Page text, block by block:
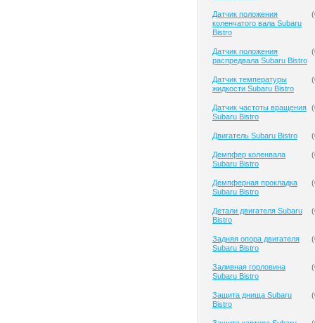
Датчик положения
коленчатого вала Subaru
Bistro
(
Датчик положения
распредвала Subaru Bistro
(
Датчик температуры
жидкости Subaru Bistro
(
Датчик частоты вращения
Subaru Bistro
(
Двигатель Subaru Bistro (
Демпфер коленвала
Subaru Bistro
(
Демпферная прокладка
Subaru Bistro
(
Детали двигателя Subaru
Bistro
(
Задняя опора двигателя
Subaru Bistro
(
Заливная горловина
Subaru Bistro
(
Защита днища Subaru
Bistro
(